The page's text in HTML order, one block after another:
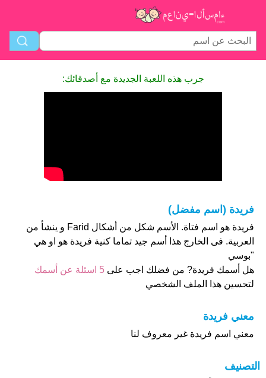
جرب هذه اللعبة الجديدة مع أصدقائك:
فريدة (اسم مفضل)
فريدة هو اسم فتاة. الأسم شكل من أشكال Farid و ينشأ من
العربية. فى الخارج هذا أسم جيد تماما كنية فريدة هو او هي
"بوسي
هل أسمك فريدة? من فضلك اجب على 5 اسئلة عن أسمك
لتحسين هذا الملف الشخصي
معني فريدة
معني اسم فريدة غير معروف لنا
التصنيف